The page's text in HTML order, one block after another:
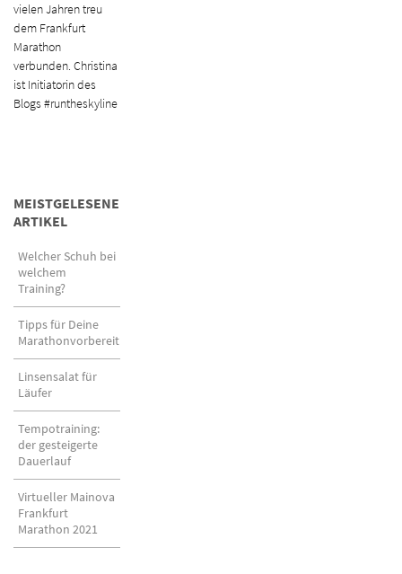
vielen Jahren treu
dem Frankfurt
Marathon
verbunden. Christina
ist Initiatorin des
Blogs #runtheskyline
MEISTGELESENE
ARTIKEL
Welcher Schuh bei
welchem
Training?
Tipps für Deine
Marathonvorbereitung
Linsensalat für
Läufer
Tempotraining:
der gesteigerte
Dauerlauf
Virtueller Mainova
Frankfurt
Marathon 2021